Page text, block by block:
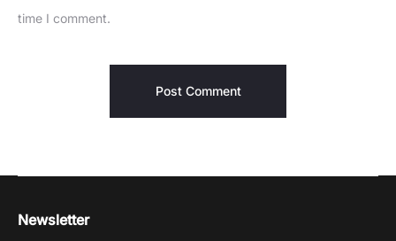
time I comment.
Newsletter